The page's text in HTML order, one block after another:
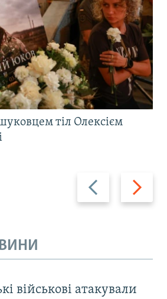
Назад Вперед
тіл Олексієм
військові атакували